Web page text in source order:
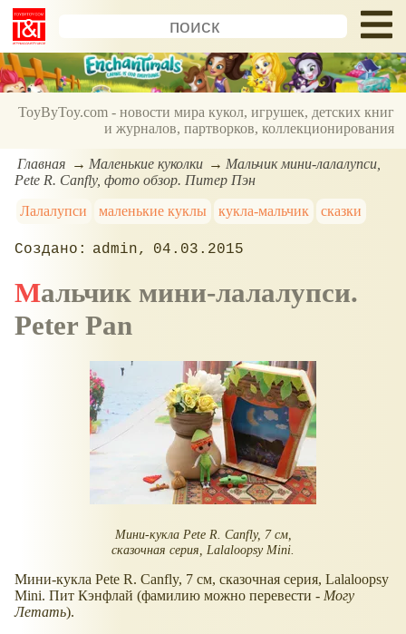
ToyByToy.com - новости мира кукол, игрушек, детских книг
и журналов, партворков, коллекционирования
Главная Маленькие куколки
Мальчик мини-лалалупси,
Pete R. Canfly, фото обзор. Питер Пэн
Лалалупси
маленькие куклы кукла-мальчик сказки
admin 04.03.2015
Мальчик мини-лалалупси.
Peter Pan
Мини-кукла Pete R. Canfly, 7 см,
сказочная серия, Lalaloopsy Mini.
Мини-кукла Pete R. Canfly, 7 см, сказочная серия, Lalaloopsy
Mini. Пит Кэнфлай (фамилию можно перевести - Могу
Летать).